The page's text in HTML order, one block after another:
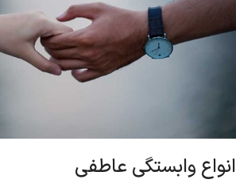
انواع وابستگی عاطفی